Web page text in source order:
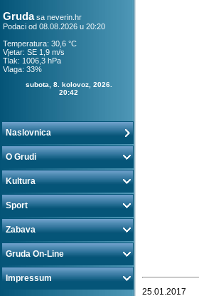
Grudasa neverin.hr
Podaci od 08.08.2026 u 20:20
Temperatura: 30,6 °C
Vjetar: SE 1,9 m/s
Tlak: 1006,3 hPa
Vlaga: 33%
subota, 8. kolovoz, 2026.
20:42
Naslovnica
O Grudi
Kultura
Sport
Zabava
Gruda On-Line
Impressum
25.01.2017